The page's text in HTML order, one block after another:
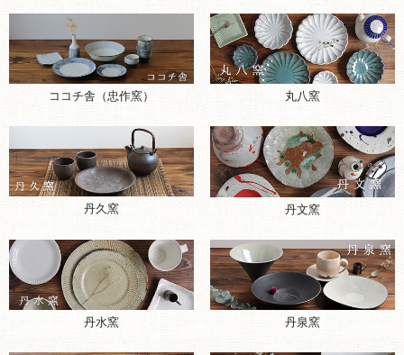
ココチ舎（忠作窯） 丸八窯
丹久窯 丹文窯
丹水窯 丹泉窯